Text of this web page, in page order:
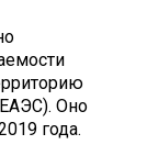
Оно
года.